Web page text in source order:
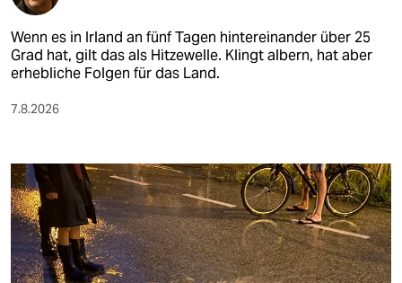
Wenn es in Irland an fünf Tagen hintereinander über 25
Grad hat, gilt das als Hitzewelle. Klingt albern, hat aber
erhebliche Folgen für das Land.
7.8.2026